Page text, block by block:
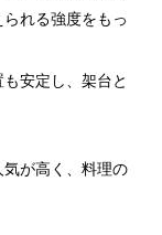
れる強度をもっ
安定し、架台と
が高く、料理の